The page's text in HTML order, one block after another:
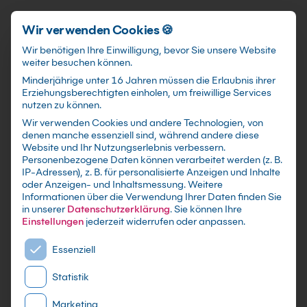
Schnellzugriff
Microsoft 365 Kurs
Verwalten von SharePoint
und OneDrive
mit Zertifikat als Live Online Training,
Präsenzseminar in IT-Schulungszentren sowie
maßgeschneiderte Firmen- oder Inhouse-
Schulung für dein Team - Lerne und erweitere
dein Microsoft 365 Wissen
Wir verwenden Cookies 🍪
Wir benötigen Ihre Einwilligung, bevor Sie unsere Website
weiter besuchen können.
Minderjährige unter 16 Jahren müssen die Erlaubnis ihrer
Erziehungsberechtigten einholen, um freiwillige Services
nutzen zu können.
Wir verwenden Cookies und andere Technologien, von
denen manche essenziell sind, während andere diese
Website und Ihr Nutzungserlebnis verbessern.
Personenbezogene Daten können verarbeitet werden (z. B.
IP-Adressen), z. B. für personalisierte Anzeigen und Inhalte
oder Anzeigen- und Inhaltsmessung.Weitere
Informationen über die Verwendung Ihrer Daten finden Sie
in unserer Datenschutzerklärung.Sie können Ihre
Einstellungen jederzeit widerrufen oder anpassen.
Es folgt eine Liste der Service-Gruppen, für die eine
Essenziell
Statistik
Marketing